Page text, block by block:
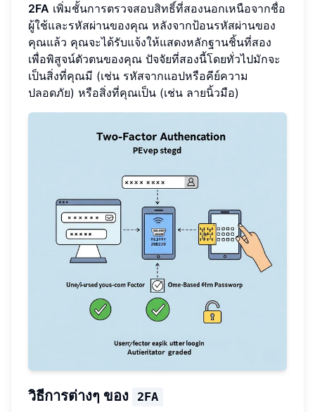
2FA เพิ่มชั้นการตรวจสอบสิทธิ์ที่สองนอกเหนือจากชื่อ
ผู้ใช้และรหัสผ่านของคุณ หลังจากป้อนรหัสผ่านของ
คุณแล้ว คุณจะได้รับแจ้งให้แสดงหลักฐานชิ้นที่สอง
เพื่อพิสูจน์ตัวตนของคุณ ปัจจัยที่สองนี้โดยทั่วไปมักจะ
เป็นสิ่งที่คุณมี (เช่น รหัสจากแอปหรือคีย์ความ
ปลอดภัย) หรือสิ่งที่คุณเป็น (เช่น ลายนิ้วมือ)
วิธีการต่างๆ ของ
2FA